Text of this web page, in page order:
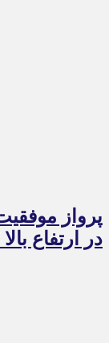
پرواز
در ارتفاع